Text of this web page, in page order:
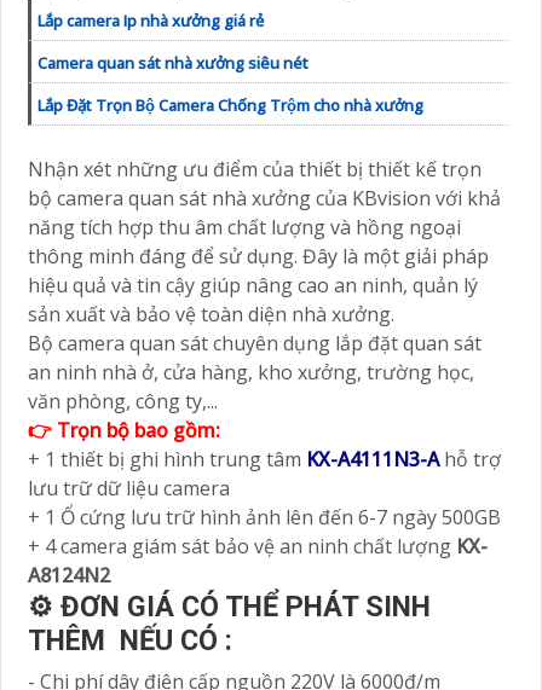
Lắp camera Ip nhà xưởng giá rẻ
Camera quan sát nhà xưởng siêu nét
Lắp Đặt Trọn Bộ Camera Chống Trộm cho nhà xưởng
Nhận xét những ưu điểm của thiết bị thiết kế trọn
bộ camera quan sát nhà xưởng của KBvision với khả
năng tích hợp thu âm chất lượng và hồng ngoại
thông minh đáng để sử dụng. Đây là một giải pháp
hiệu quả và tin cậy giúp nâng cao an ninh, quản lý
sản xuất và bảo vệ toàn diện nhà xưởng.
Bộ camera quan sát chuyên dụng lắp đặt quan sát
an ninh nhà ở, cửa hàng, kho xưởng, trường học,
văn phòng, công ty,...
👉 Trọn bộ bao gồm:
+ 1 thiết bị ghi hình trung tâm KX-A4111N3-Ahỗ trợ
lưu trữ dữ liệu camera
+ 1 Ổ cứng lưu trữ hình ảnh lên đến 6-7 ngày 500GB
+ 4 camera giám sát bảo vệ an ninh chất lượng KX-
A8124N2
⚙ ĐƠN GIÁ CÓ THỂ PHÁT SINH
THÊM NẾU CÓ :
- Chi phí dây điện cấp nguồn 220V là 6000đ/m